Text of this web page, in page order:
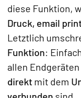
diese Funktion,
Druck, email
Letztlich
Funktion:
allen
direkt mit dem